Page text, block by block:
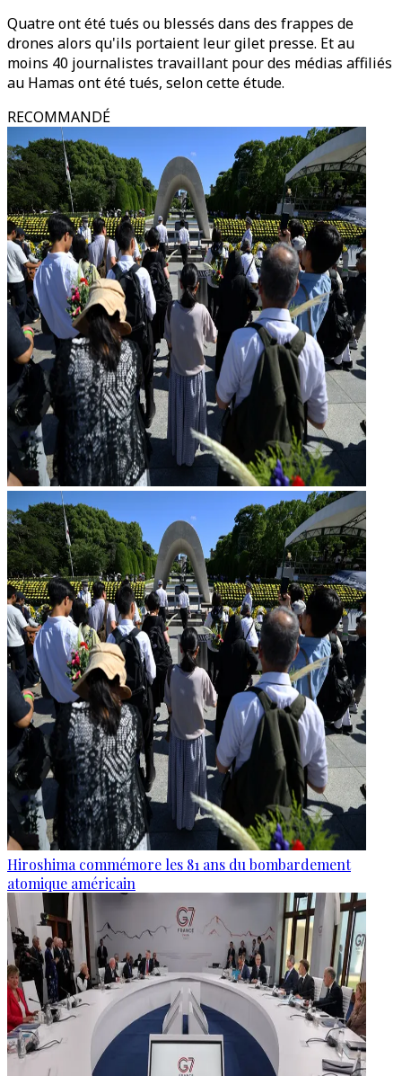
Quatre ont été tués ou blessés dans des frappes de
drones alors qu'ils portaient leur gilet presse. Et au
moins 40 journalistes travaillant pour des médias affiliés
au Hamas ont été tués, selon cette étude.
RECOMMANDÉ
Hiroshima commémore les 81 ans du bombardement
atomique américain